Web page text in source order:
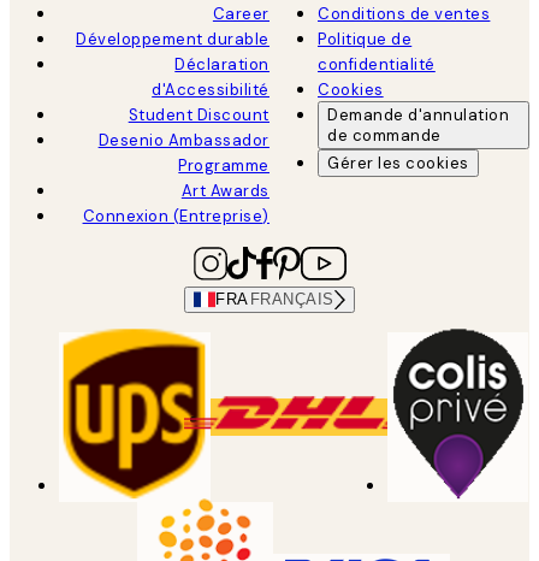
Career
Développement durable
Déclaration
d'Accessibilité
Student Discount
Desenio Ambassador
Programme
Art Awards
Connexion (Entreprise)
Conditions de ventes
Politique de
confidentialité
Cookies
Demande d'annulation
de commande
Gérer les cookies
FRA FRANÇAIS